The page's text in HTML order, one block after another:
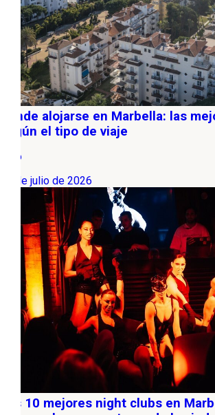
Dónde alojarse en Marbella: las
según el tipo de viaje
Ocio
04 de julio de 2026
Los 10 mejores night clubs en